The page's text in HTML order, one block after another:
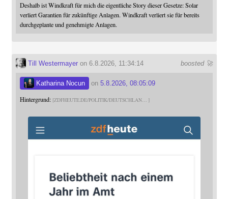
Deshalb ist Windkraft für mich die eigentliche Story dieser Gesetze: Solar
verliert Garantien für zukünftige Anlagen. Windkraft verliert sie für bereits
durchgeplante und genehmigte Anlagen.
boosted 🚀
Till Westermayeron 6.8.2026, 11:34:14
Katharina Nocun on 5.8.2026, 08:05:09
Hintergrund: ZDFHEUTE.DE/POLITIK/DEUTSCHLAN